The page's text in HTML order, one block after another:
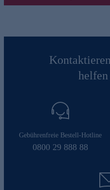
helfen
Gebührenfreie Bestell-Hotline
0800 29 888 88